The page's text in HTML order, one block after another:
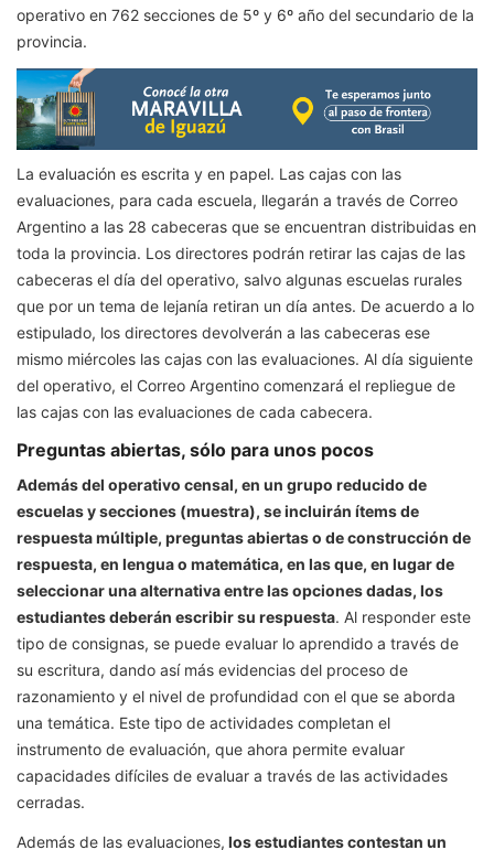
operativo en 762 secciones de 5º y 6º año del secundario de la
provincia.
La evaluación es escrita y en papel. Las cajas con las
evaluaciones, para cada escuela, llegarán a través de Correo
Argentino a las 28 cabeceras que se encuentran distribuidas en
toda la provincia. Los directores podrán retirar las cajas de las
cabeceras el día del operativo, salvo algunas escuelas rurales
que por un tema de lejanía retiran un día antes. De acuerdo a lo
estipulado, los directores devolverán a las cabeceras ese
mismo miércoles las cajas con las evaluaciones. Al día siguiente
del operativo, el Correo Argentino comenzará el repliegue de
las cajas con las evaluaciones de cada cabecera.
Preguntas abiertas, sólo para unos pocos
Además del operativo censal, en un grupo reducido de
escuelas y secciones (muestra), se incluirán ítems de
respuesta múltiple, preguntas abiertas o de construcción de
respuesta, en lengua o matemática, en las que, en lugar de
seleccionar una alternativa entre las opciones dadas, los
estudiantes deberán escribir su respuesta. Al responder este
tipo de consignas, se puede evaluar lo aprendido a través de
su escritura, dando así más evidencias del proceso de
razonamiento y el nivel de profundidad con el que se aborda
una temática. Este tipo de actividades completan el
instrumento de evaluación, que ahora permite evaluar
capacidades difíciles de evaluar a través de las actividades
cerradas.
Además de las evaluaciones, los estudiantes contestan un